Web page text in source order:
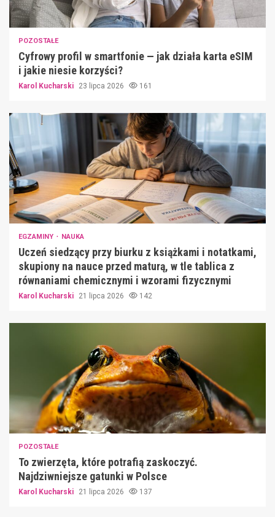
POZOSTAŁE
Cyfrowy profil w smartfonie — jak działa karta eSIM
i jakie niesie korzyści?
Karol Kucharski 23 lipca 2026 161
EGZAMINY NAUKA
Uczeń siedzący przy biurku z książkami i notatkami,
skupiony na nauce przed maturą, w tle tablica z
równaniami chemicznymi i wzorami fizycznymi
Karol Kucharski 21 lipca 2026 142
POZOSTAŁE
To zwierzęta, które potrafią zaskoczyć.
Najdziwniejsze gatunki w Polsce
Karol Kucharski 21 lipca 2026 137